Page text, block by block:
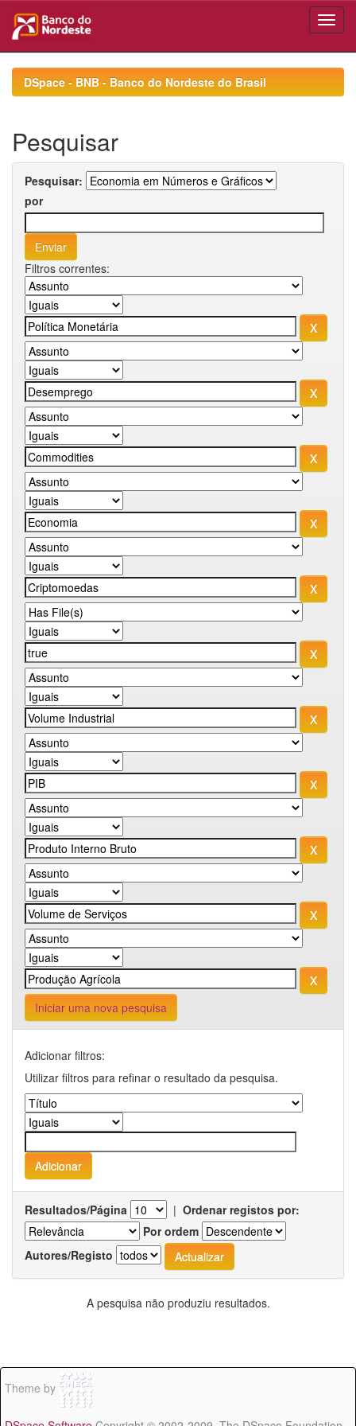
navigationDSpace - BNB - Banco do Nordeste do Brasil
Pesquisar
Pesquisar:
por
Filtros correntes:
Iniciar uma nova pesquisa
Adicionar filtros:
Utilizar filtros para refinar o resultado da pesquisa.
Resultados/Página | Ordenar registos por:
Por ordem
Autores/Registo
A pesquisa não produziu resultados.
Theme by